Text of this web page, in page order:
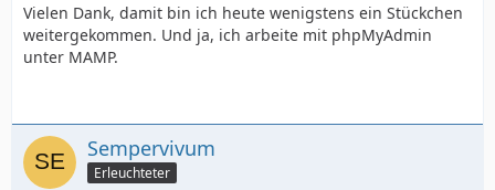
Vielen Dank, damit bin ich heute wenigstens ein Stückchen
weitergekommen. Und ja, ich arbeite mit phpMyAdmin
unter MAMP.
Sempervivum
Erleuchteter